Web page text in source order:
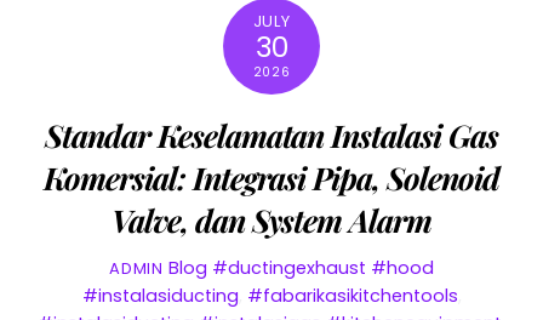
JULY
30
2026
Standar Keselamatan Instalasi Gas
Komersial: Integrasi Pipa, Solenoid
Valve, dan System Alarm
ADMIN Blog #ductingexhaust #hood
#instalasiducting #fabarikasikitchentools